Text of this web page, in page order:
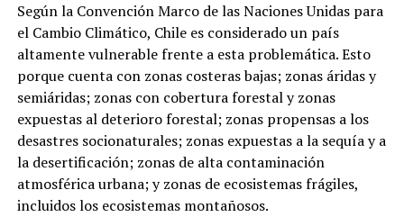
Según la Convención Marco de las Naciones Unidas para
el Cambio Climático, Chile es considerado un país
altamente vulnerable frente a esta problemática. Esto
porque cuenta con zonas costeras bajas; zonas áridas y
semiáridas; zonas con cobertura forestal y zonas
expuestas al deterioro forestal; zonas propensas a los
desastres socionaturales; zonas expuestas a la sequía y a
la desertificación; zonas de alta contaminación
atmosférica urbana; y zonas de ecosistemas frágiles,
incluidos los ecosistemas montañosos.